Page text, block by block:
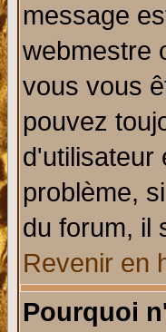
message
webmestre
vous vous
pouvez
d'utilisateur
problème,
du forum, il
Revenir en
Pourquoi